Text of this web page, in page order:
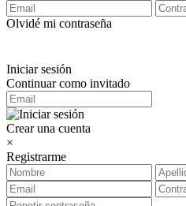
Olvidé mi contraseña
Iniciar sesión
Continuar como invitado
Crear una cuenta
×
Registrarme